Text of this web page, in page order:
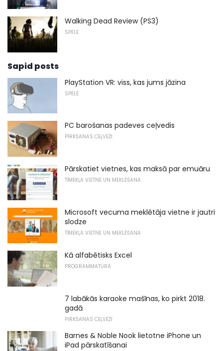
Walking Dead Review (PS3)
SPĒLE
Sapid posts
PlayStation VR: viss, kas jums jāzina
SPĒLE
PC barošanas padeves ceļvedis
PIRKŠANAS CEĻVEŽI
Pārskatiet vietnes, kas maksā par emuāru
TĪMEKĻA VIETNE UN MEKLĒŠANA
Microsoft vecuma meklētāja vietne ir jautri
slodze
TĪMEKĻA VIETNE UN MEKLĒŠANA
Kā alfabētisks Excel
PROGRAMMATŪRA
7 labākās karaoke mašīnas, ko pirkt 2018.
gadā
PIRKŠANAS CEĻVEŽI
Barnes & Noble Nook lietotne iPhone un
iPad pārskatīšanai